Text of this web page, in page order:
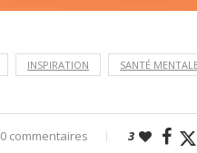
INSPIRATION SANTÉ
0 commentaires 3